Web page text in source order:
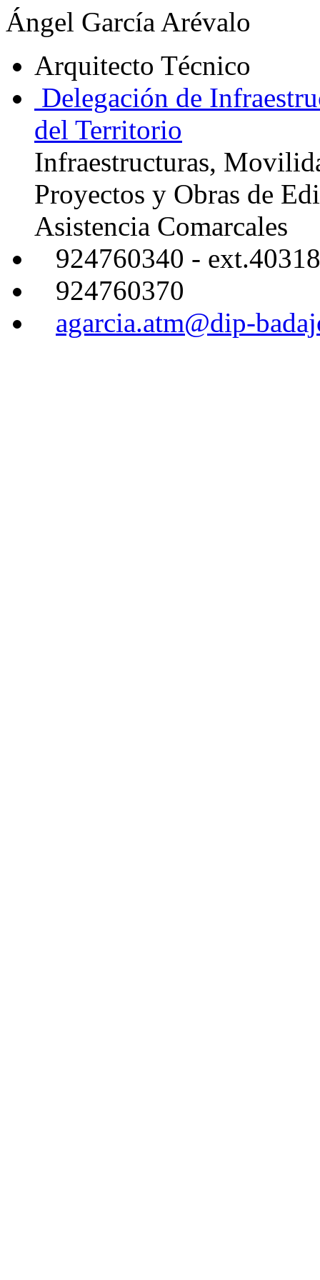
Ángel García Arévalo
Arquitecto Técnico
Delegación de
del Territorio
Infraestructuras,
Proyectos y Obras de
Asistencia Comarcales
924760340 - ext.40318
924760370
agarcia.atm@dip-